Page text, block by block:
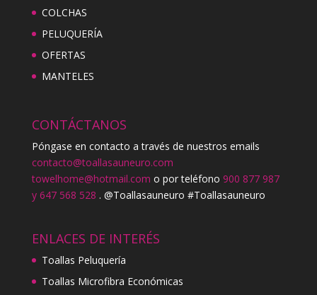
COLCHAS
PELUQUERÍA
OFERTAS
MANTELES
CONTÁCTANOS
Póngase en contacto a través de nuestros emails
contacto@toallasauneuro.com
towelhome@hotmail.com o por teléfono 900 877 987
y 647 568 528 . @Toallasauneuro #Toallasauneuro
ENLACES DE INTERÉS
Toallas Peluquería
Toallas Microfibra Económicas